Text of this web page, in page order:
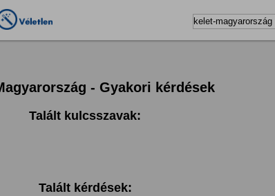
- Gyakori kérdések
Talált kulcsszavak:
Talált kérdések: